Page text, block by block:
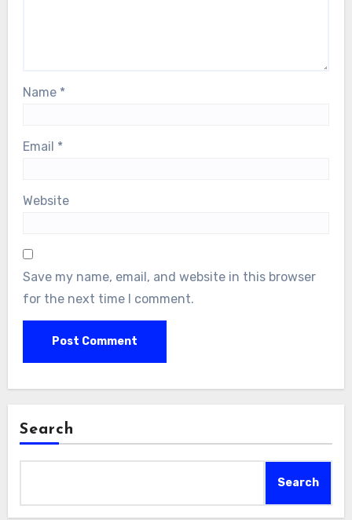
Name *
Email *
Website
Save my name, email, and website in this browser
for the next time I comment.
Search
Search